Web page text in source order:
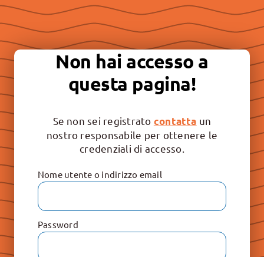
Non hai accesso a
questa pagina!
Se non sei registrato contatta un
nostro responsabile per ottenere le
credenziali di accesso.
Nome utente o indirizzo email
Password
Essere “buona stampa” per
continuare a promuovere la
libertà e il rispetto dei valori
irrinunciabili: Vita, Famiglia e